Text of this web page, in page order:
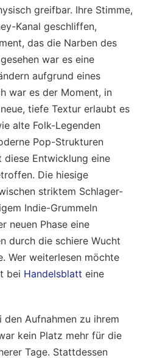
greifbar. Ihre Stimme,
Kanal geschliffen,
das die Narben des
war es eine
aufgrund eines
war es der Moment, in
tiefe Textur erlaubt es
alte Folk-Legenden
Pop-Strukturen
diese Entwicklung eine
Die hiesige
striktem Schlager-
Indie-Grummeln
neuen Phase eine
durch die schiere Wucht
Wer weiterlesen möchte
bei Handelsblatt eine
Aufnahmen zu ihrem
kein Platz mehr für die
Tage. Stattdessen